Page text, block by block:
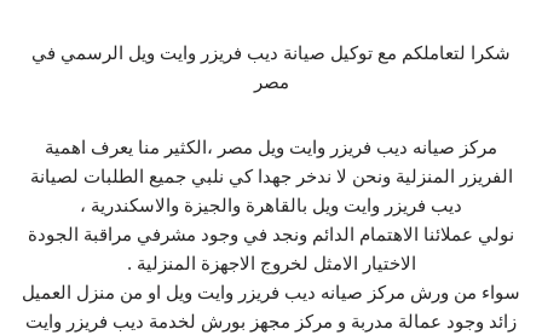
شكرا لتعاملكم مع توكيل صيانة ديب فريزر وايت ويل الرسمي في
مصر
مركز صيانه ديب فريزر وايت ويل مصر ،الكثير منا يعرف اهمية
الفريزر المنزلية ونحن لا ندخر جهدا كي نلبي جميع الطلبات لصيانة
ديب فريزر وايت ويل بالقاهرة والجيزة والاسكندرية ،
نولي عملائنا الاهتمام الدائم ونجد في وجود مشرفي مراقبة الجودة
الاختيار الامثل لخروج الاجهزة المنزلية .
سواء من ورش مركز صيانه ديب فريزر وايت ويل او من منزل العميل
زائد وجود عمالة مدربة و مركز مجهز بورش لخدمة ديب فريزر وايت